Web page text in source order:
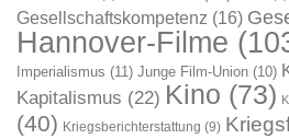
Gesellschaftskompetenz (16)
Hannover-Filme
Imperialismus (11) Junge Film-Union (10)
Kapitalismus (22) Kino (73)
(40) Kriegsberichterstattung (9)